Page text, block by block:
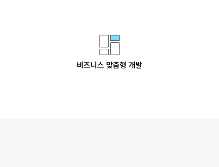
비즈니스 맞춤형 개발